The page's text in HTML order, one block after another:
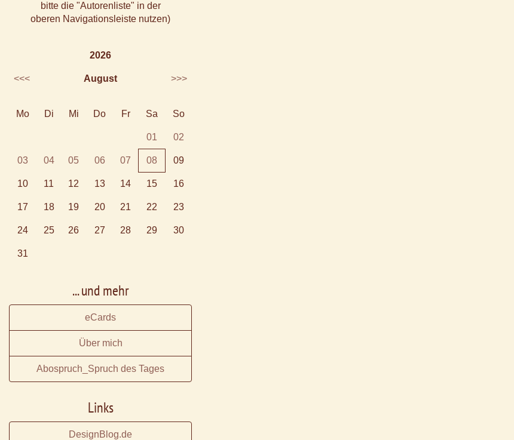
bitte die "Autorenliste" in der
oberen Navigationsleiste nutzen)
2026
<<< August >>>
Mo Di Mi Do Fr Sa So
01 02
03 04 05 06 07 08 09
10 11 12 13 14 15 16
17 18 19 20 21 22 23
24 25 26 27 28 29 30
31
... und mehr
eCards
Über mich
Abospruch_Spruch des Tages
Links
DesignBlog.de